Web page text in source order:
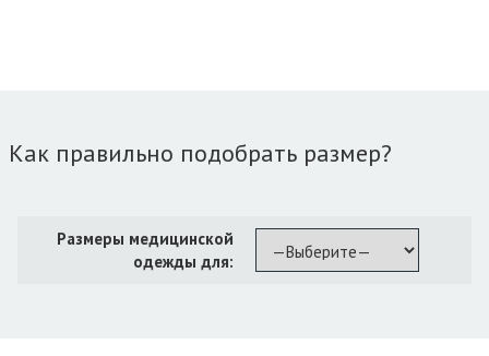
Как правильно подобрать размер?
Размеры медицинской
одежды для: